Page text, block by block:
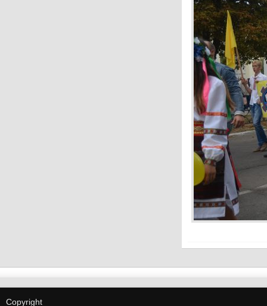
Copyright